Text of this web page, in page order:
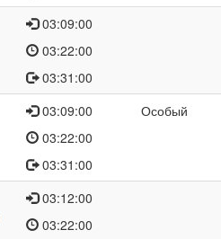
03:09:00
03:22:00
03:31:00
03:09:00
03:22:00
03:31:00
Особый
03:12:00
03:22:00